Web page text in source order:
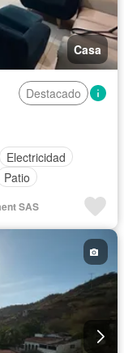
Casa
Destacado
Electricidad
Patio
SAS